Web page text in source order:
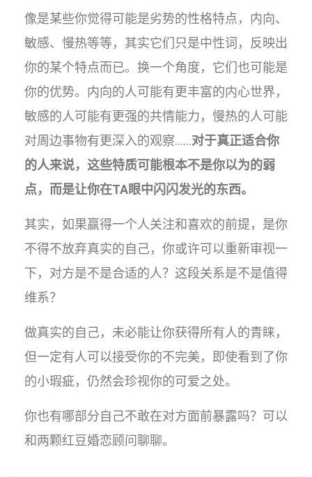
像是某些你觉得可能是劣势的性格特点，内向、
敏感、慢热等等，其实它们只是中性词，反映出
你的某个特点而已。换一个角度，它们也可能是
你的优势。内向的人可能有更丰富的内心世界，
敏感的人可能有更强的共情能力，慢热的人可能
对周边事物有更深入的观察……对于真正适合你
的人来说，这些特质可能根本不是你以为的弱
点，而是让你在TA眼中闪闪发光的东西。
其实，如果赢得一个人关注和喜欢的前提，是你
不得不放弃真实的自己，你或许可以重新审视一
下，对方是不是合适的人？这段关系是不是值得
维系？
做真实的自己，未必能让你获得所有人的青睐，
但一定有人可以接受你的不完美，即使看到了你
的小瑕疵，仍然会珍视你的可爱之处。
你也有哪部分自己不敢在对方面前暴露吗？可以
和两颗红豆婚恋顾问聊聊。